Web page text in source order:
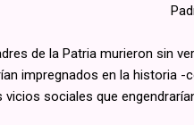
de la Patria murieron sin
impregnados en la historia
vicios sociales que